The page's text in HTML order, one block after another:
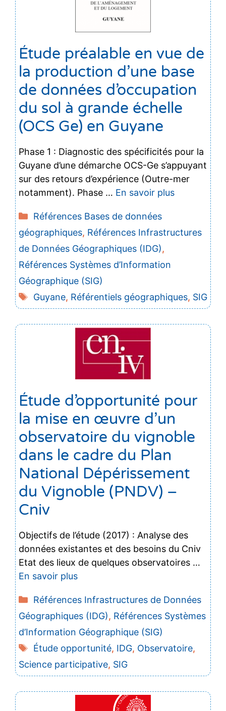
Étude préalable en vue de
la production d’une base
de données d’occupation
du sol à grande échelle
(OCS Ge) en Guyane
Phase 1 : Diagnostic des spécificités pour la
Guyane d’une démarche OCS-Ge s’appuyant
sur des retours d’expérience (Outre-mer
notamment). Phase … En savoir plus
Catégories
Références Bases de données
géographiques, Références Infrastructures
de Données Géographiques (IDG),
Références Systèmes d’Information
Géographique (SIG)
Étiquettes
Guyane, Référentiels géographiques, SIG
Étude d’opportunité pour
la mise en œuvre d’un
observatoire du vignoble
dans le cadre du Plan
National Dépérissement
du Vignoble (PNDV) –
Cniv
Objectifs de l’étude (2017) : Analyse des
données existantes et des besoins du Cniv
Etat des lieux de quelques observatoires …
En savoir plus
Catégories
Références Infrastructures de Données
Géographiques (IDG), Références Systèmes
d’Information Géographique (SIG)
Étiquettes
Étude opportunité, IDG, Observatoire,
Science participative, SIG